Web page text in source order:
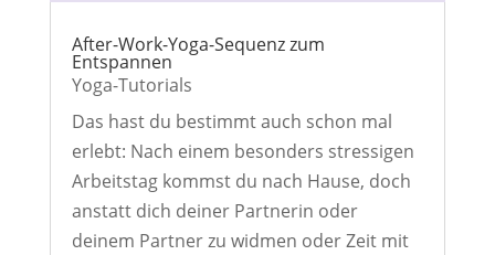
After-Work-Yoga-Sequenz zum
Entspannen
Yoga-Tutorials
Das hast du bestimmt auch schon mal
erlebt: Nach einem besonders stressigen
Arbeitstag kommst du nach Hause, doch
anstatt dich deiner Partnerin oder
deinem Partner zu widmen oder Zeit mit